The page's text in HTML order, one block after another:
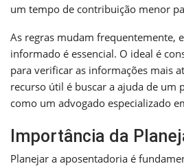
um tempo de contribuição menor
As regras mudam frequentemente,
informado é essencial. O ideal é
para verificar as informações mais
recurso útil é buscar a ajuda de um
como um advogado especializado
Importância da
Planejar a aposentadoria é